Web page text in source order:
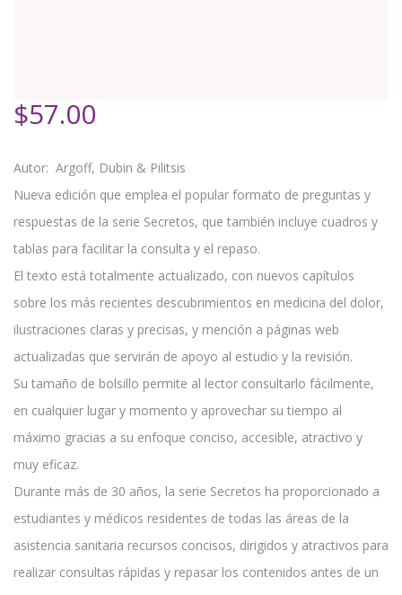
$57.00
Autor: Argoff, Dubin & Pilitsis
Nueva edición que emplea el popular formato de preguntas y
respuestas de la serie Secretos, que también incluye cuadros y
tablas para facilitar la consulta y el repaso.
El texto está totalmente actualizado, con nuevos capítulos
sobre los más recientes descubrimientos en medicina del dolor,
ilustraciones claras y precisas, y mención a páginas web
actualizadas que servirán de apoyo al estudio y la revisión.
Su tamaño de bolsillo permite al lector consultarlo fácilmente,
en cualquier lugar y momento y aprovechar su tiempo al
máximo gracias a su enfoque conciso, accesible, atractivo y
muy eficaz.
Durante más de 30 años, la serie Secretos ha proporcionado a
estudiantes y médicos residentes de todas las áreas de la
asistencia sanitaria recursos concisos, dirigidos y atractivos para
realizar consultas rápidas y repasar los contenidos antes de un